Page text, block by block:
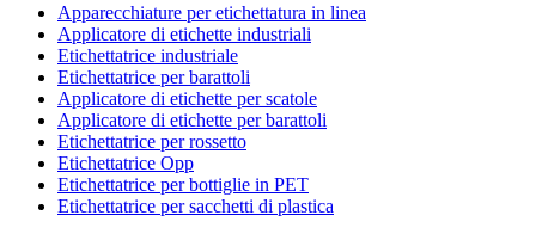
Apparecchiature per etichettatura in linea
Applicatore di etichette industriali
Etichettatrice industriale
Etichettatrice per barattoli
Applicatore di etichette per scatole
Applicatore di etichette per barattoli
Etichettatrice per rossetto
Etichettatrice Opp
Etichettatrice per bottiglie in PET
Etichettatrice per sacchetti di plastica